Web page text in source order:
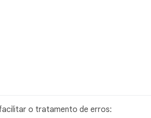
o tratamento de erros: